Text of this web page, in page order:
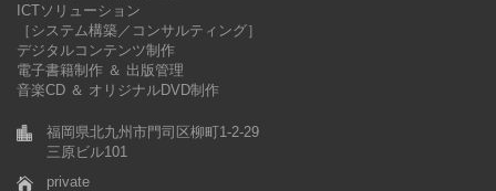
ICTソリューション
［システム構築／コンサルティング］
デジタルコンテンツ制作
電子書籍制作 ＆ 出版管理
音楽CD ＆ オリジナルDVD制作
福岡県北九州市門司区柳町1-2-29
三原ビル101
private